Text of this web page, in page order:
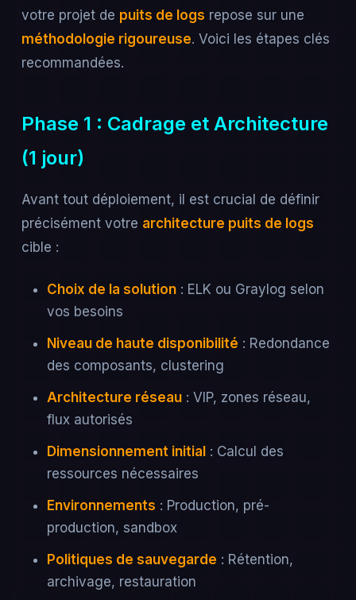
votre projet de puits de logs repose sur une
méthodologie rigoureuse. Voici les étapes clés
recommandées.
Phase 1 : Cadrage et Architecture
(1 jour)
Avant tout déploiement, il est crucial de définir
précisément votre architecture puits de logs
cible :
Choix de la solution: ELK ou Graylog selon
vos besoins
Niveau de haute disponibilité : Redondance
des composants, clustering
Architecture réseau: VIP, zones réseau,
flux autorisés
Dimensionnement initial : Calcul des
ressources nécessaires
Environnements : Production, pré-
production, sandbox
Politiques de sauvegarde : Rétention,
archivage, restauration